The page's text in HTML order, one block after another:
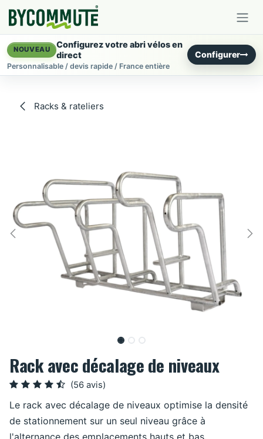
NOUVEAU
Configurez votre abri vélos en
direct
Personnalisable / devis rapide / France entière
Configurer
Racks & rateliers
Rack avec décalage de niveaux
(56 avis)
Le rack avec décalage de niveaux optimise la densité
de stationnement sur un seul niveau grâce à
l'alternance des emplacements hauts et bas.